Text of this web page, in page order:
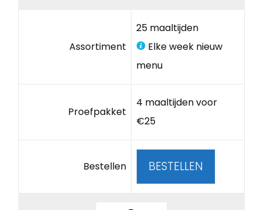
Assortiment
25 maaltijden
Elke week nieuw
menu
Proefpakket
4 maaltijden voor
€25
Bestellen BESTELLEN